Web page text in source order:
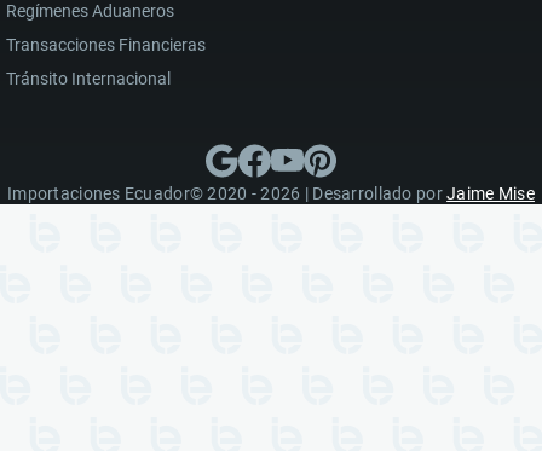
Regímenes Aduaneros
Transacciones Financieras
Tránsito Internacional
Importaciones Ecuador© 2020 - 2026 | Desarrollado porJaime Mise